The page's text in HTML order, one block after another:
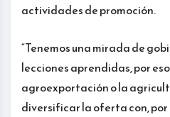
actividades de promoción.
“Tenemos una mirada de
lecciones aprendidas, por
agroexportación o la
diversificar la oferta con,